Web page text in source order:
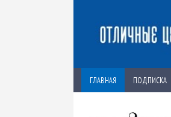
ГЛАВНАЯ ПОДПИСКА